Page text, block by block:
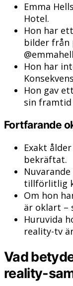
Emma
Hotel.
Hon har
bilder från
Hon har
Hon gav
sin framtid
Fortfarande
Exakt
bekräftat.
tillförlitlig
Om hon
är oklart –
Huruvida
reality-tv
Vad
reality-